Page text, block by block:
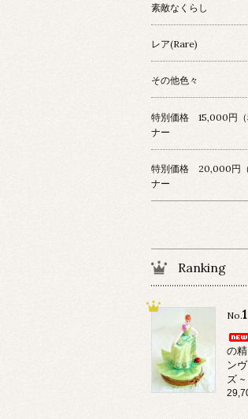
素敵なくらし
レア(Rare)
その他色々
特別価格 15,000円（
ナー
特別価格 20,000円
ナー
Ranking
No.1
の
ン
ズ ~